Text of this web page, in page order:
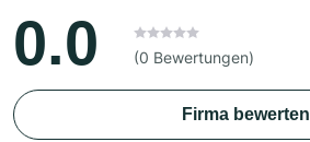
0.0 (0 Bewertungen)
Firma bewerten